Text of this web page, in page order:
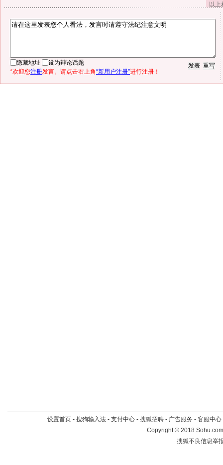
以
隐藏地址
设为辩论话题
*欢迎您注册发言。请点击右上角“新用户注册”进行注册！
设置首页 - 搜狗输入法 - 支付中心 - 搜狐招聘 - 广告服务 - 客服中心
Copyright©2018
搜狐不良信息举